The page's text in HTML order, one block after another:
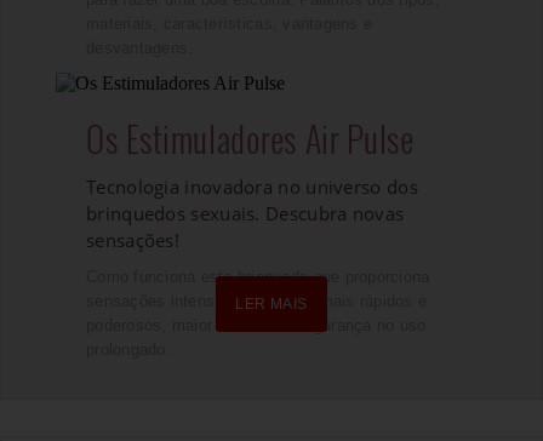
LER MAIS
Os Estimuladores Air Pulse
Tecnologia inovadora no universo dos
brinquedos sexuais. Descubra novas
sensações!
Como funciona este brinquedo que proporciona
sensações intensas, orgasmos mais rápidos e
LER MAIS